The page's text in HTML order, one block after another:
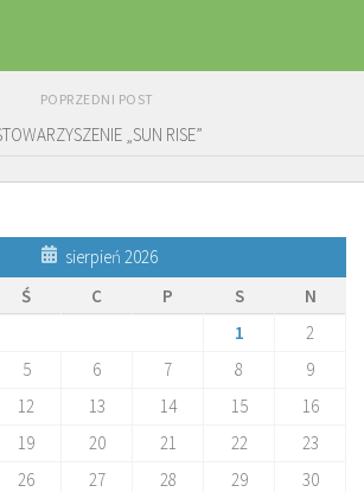
POPRZEDNI POST
„SUN RISE”
sierpień 2026
Ś C P S
N
1
2
5 6 7 8
9
12 13 14 15
16
19 20 21 22
23
26 27 28 29
30